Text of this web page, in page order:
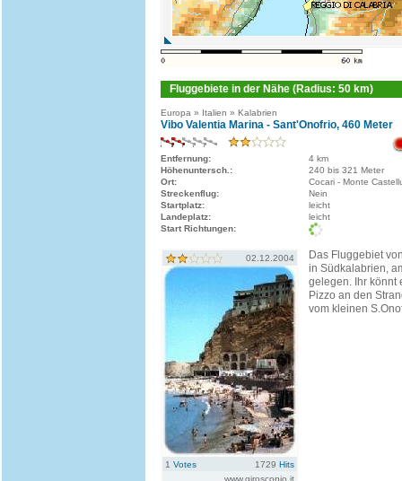
Fluggebiete in der Nähe (Radius: 50 km)
Europa » Italien » Kalabrien
Vibo Valentia Marina - Sant'Onofrio, 460 Meter
Entfernung:
4 km
Höhenuntersch.:
240 bis 321 Meter
Ort:
Cocari - Monte
Streckenflug:
Nein
Startplatz:
leicht
Landeplatz:
leicht
Start Richtungen:
02.12.2004
1 Votes 1729 Hits
www.giroscopio.it
Das Fluggebiet
in Südkalabrien,
gelegen. Ihr könnt
Pizzo an den
vom kleinen